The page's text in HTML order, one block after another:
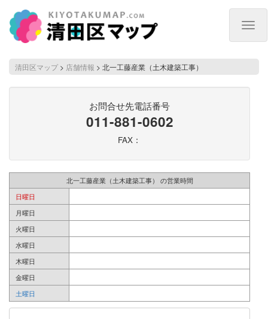
清田区マップ > 店舗情報 > 北一工藤産業（土木建築工事）
お問合せ先電話番号
011-881-0602
FAX：
北一工藤産業（土木建築工事） の営業時間
日曜日
月曜日
火曜日
水曜日
木曜日
金曜日
土曜日